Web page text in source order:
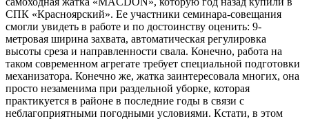
СПК «Красноярский». Ее участники семинара-совещания
смогли увидеть в работе и по достоинству оценить: 9-
метровая ширина захвата, автоматическая регулировка
высоты среза и направленности свала. Конечно, работа на
таком современном агрегате требует специальной подготовки
механизатора. Конечно же, жатка заинтересовала многих, она
просто незаменима при раздельной уборке, которая
практикуется в районе в последние годы в связи с
неблагоприятными погодными условиями. Кстати, в этом